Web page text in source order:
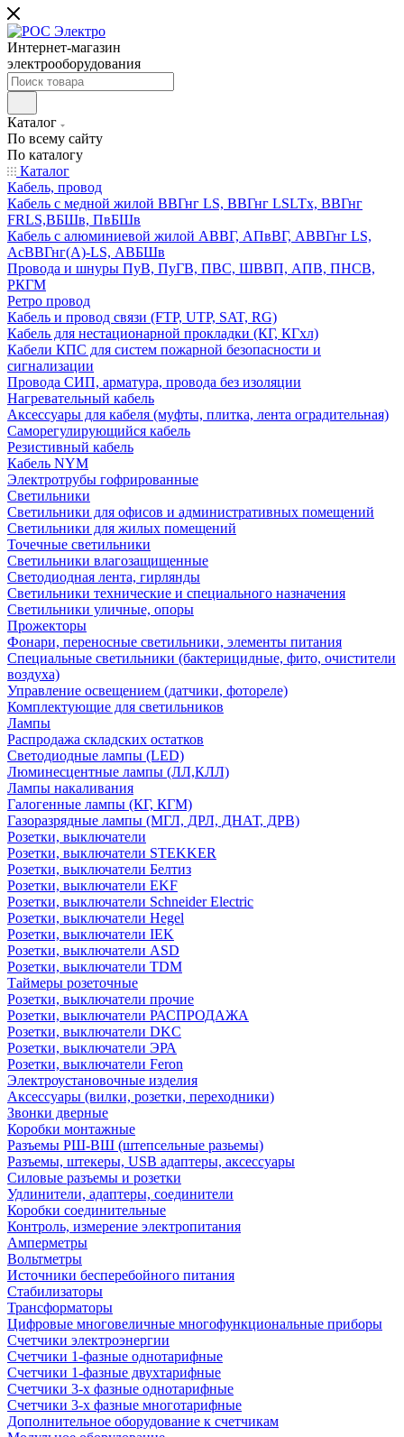
Интернет-магазин
электрооборудования
Каталог
По всему сайту
По каталогу
Каталог
Кабель, провод
Кабель с медной жилой ВВГнг LS, ВВГнг LSLTx, ВВГнг
FRLS,ВБШв, ПвБШв
Кабель с алюминиевой жилой АВВГ, АПвВГ, АВВГнг LS,
АсВВГнг(А)-LS, АВБШв
Провода и шнуры ПуВ, ПуГВ, ПВС, ШВВП, АПВ, ПНСВ,
РКГМ
Ретро провод
Кабель и провод связи (FTP, UTP, SAT, RG)
Кабель для нестационарной прокладки (КГ, КГхл)
Кабели КПС для систем пожарной безопасности и
сигнализации
Провода СИП, арматура, провода без изоляции
Нагревательный кабель
Аксессуары для кабеля (муфты, плитка, лента оградительная)
Саморегулирующийся кабель
Резистивный кабель
Кабель NYM
Электротрубы гофрированные
Светильники
Светильники для офисов и административных помещений
Светильники для жилых помещений
Точечные светильники
Светильники влагозащищенные
Светодиодная лента, гирлянды
Светильники технические и специального назначения
Светильники уличные, опоры
Прожекторы
Фонари, переносные светильники, элементы питания
Специальные светильники (бактерицидные, фито, очистители
воздуха)
Управление освещением (датчики, фотореле)
Комплектующие для светильников
Лампы
Распродажа складских остатков
Светодиодные лампы (LED)
Люминесцентные лампы (ЛЛ,КЛЛ)
Лампы накаливания
Галогенные лампы (КГ, КГМ)
Газоразрядные лампы (МГЛ, ДРЛ, ДНАТ, ДРВ)
Розетки, выключатели
Розетки, выключатели STEKKER
Розетки, выключатели Белтиз
Розетки, выключатели EKF
Розетки, выключатели Schneider Electric
Розетки, выключатели Hegel
Розетки, выключатели IEK
Розетки, выключатели ASD
Розетки, выключатели TDM
Таймеры розеточные
Розетки, выключатели прочие
Розетки, выключатели РАСПРОДАЖА
Розетки, выключатели DKC
Розетки, выключатели ЭРА
Розетки, выключатели Feron
Электроустановочные изделия
Аксессуары (вилки, розетки, переходники)
Звонки дверные
Коробки монтажные
Разъемы РШ-ВШ (штепсельные разьемы)
Разъемы, штекеры, USB адаптеры, аксессуары
Силовые разъемы и розетки
Удлинители, адаптеры, соединители
Коробки соединительные
Контроль, измерение электропитания
Амперметры
Вольтметры
Источники бесперебойного питания
Стабилизаторы
Трансформаторы
Цифровые многовеличные многофункциональные приборы
Счетчики электроэнергии
Счетчики 1-фазные однотарифные
Счетчики 1-фазные двухтарифные
Счетчики 3-х фазные однотарифные
Счетчики 3-х фазные многотарифные
Дополнительное оборудование к счетчикам